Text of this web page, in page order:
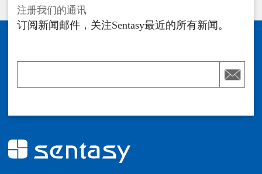
注册我们的通讯
订阅新闻邮件，关注Sentasy最近的所有新闻。
